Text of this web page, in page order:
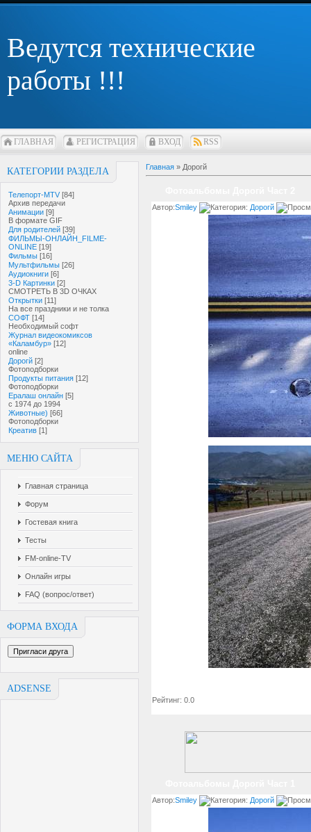
Ведутся технические
работы !!!
ГЛАВНАЯ РЕГИСТРАЦИЯ ВХОД RSS
КАТЕГОРИИ РАЗДЕЛА
Телепорт-MTV [84]
Архив передачи
Анимации [9]
В формате GIF
Для родителей [39]
ФИЛЬМЫ-ОНЛАЙН_FILME-
ONLINE [19]
Фильмы [16]
Мультфильмы [26]
Аудиокниги [6]
3-D Картинки [2]
СМОТРЕТЬ В 3D ОЧКАХ
Открытки [11]
На все праздники и не толка
СОФТ [14]
Необходимый софт
Журнал видеокомиксов
«Каламбур» [12]
online
Дорогй [2]
Фотоподборки
Продукты питания [12]
Фотоподборки
Ералаш онлайн [5]
с 1974 до 1994
Животные) [66]
Фотоподборки
Креатив [1]
МЕНЮ САЙТА
Главная страница
Форум
Гостевая книга
Тесты
FM-online-TV
Онлайн игры
FAQ (вопрос/ответ)
ФОРМА ВХОДА
ADSENSE
Главная » Дорогй
Автор:Smiley Категория: Дорогй
Рейтинг: 0.0
Автор:Smiley Категория: Дорогй